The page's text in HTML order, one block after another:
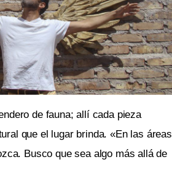
de fauna; allí cada pieza
que el lugar brinda. «En las áreas
Busco que sea algo más allá de